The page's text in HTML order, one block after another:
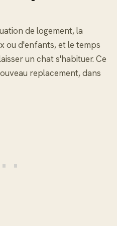
de logement, la
ou d'enfants, et le temps
un chat s'habituer. Ce
replacement, dans